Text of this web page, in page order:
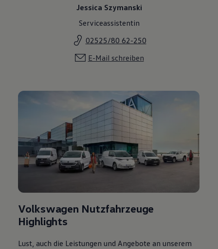
Jessica Szymanski
Serviceassistentin
02525/80 62-250
E-Mail schreiben
Volkswagen Nutzfahrzeuge
Highlights
Lust, auch die Leistungen und Angebote an unserem